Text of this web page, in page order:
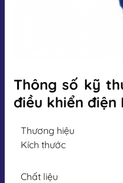
Thông số kỹ
điều khiển điện
Thương hiệu
Kích thước
Chất liệu